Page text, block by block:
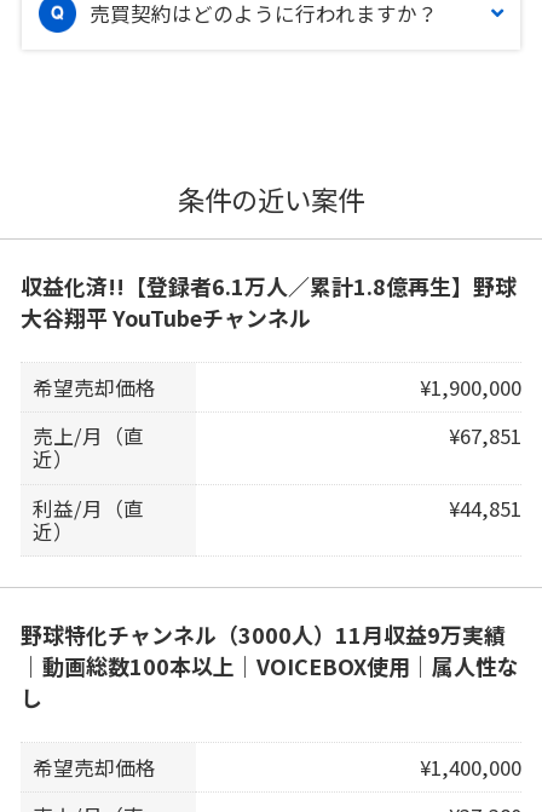
売買契約はどのように行われますか？
条件の近い案件
収益化済!!【登録者6.1万人／累計1.8億再生】野球
大谷翔平 YouTubeチャンネル
希望売却価格
¥1,900,000
売上/月（直
近）
¥67,851
利益/月（直
近）
¥44,851
野球特化チャンネル（3000人）11月収益9万実績
｜動画総数100本以上｜VOICEBOX使用｜属人性な
し
希望売却価格
¥1,400,000